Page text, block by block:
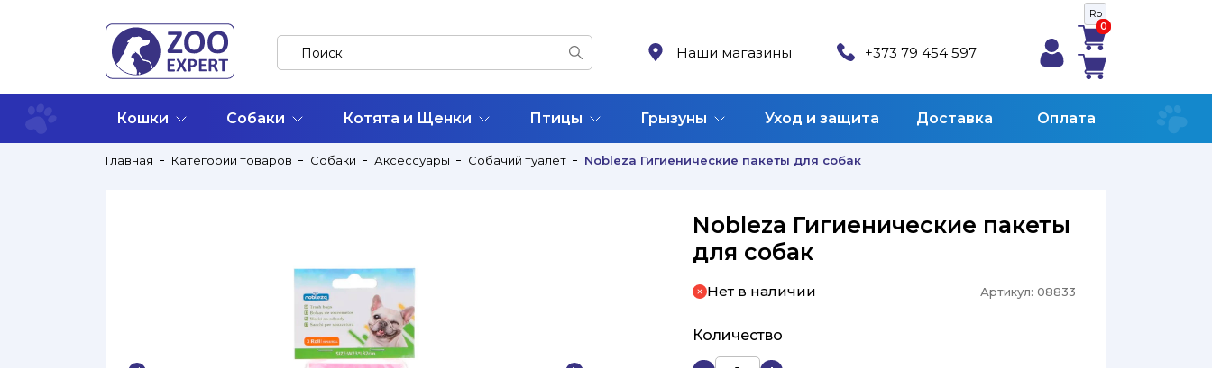
Ro
Наши магазины +373 79 454 597
0
0
Кошки Собаки Котята и Щенки Птицы Грызуны Уход и защита Доставка Оплата
Главная Категории товаров Собаки Аксессуары Собачий туалет Nobleza Гигиенические пакеты для собак
Nobleza Гигиенические пакеты
для собак
Нет в наличии Артикул: 08833
Количество